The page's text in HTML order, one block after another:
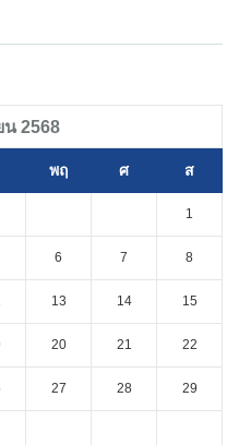
2568
พฤ ศ ส
1
6 7 8
13 14 15
20 21 22
27 28 29